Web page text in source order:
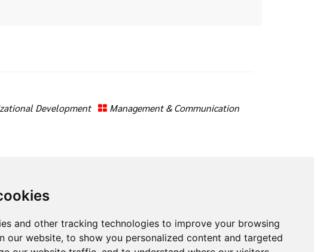
and other tracking technologies to improve your browsing
our website, to show you personalized content and targeted
Development
Management & Communication